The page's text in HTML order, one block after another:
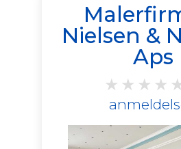
Nielsen &
Aps
★ ★ ★ ★